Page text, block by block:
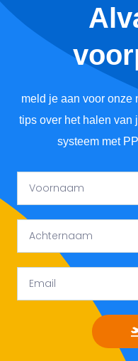
meld je aan voor onze
tips over het halen van
systeem met